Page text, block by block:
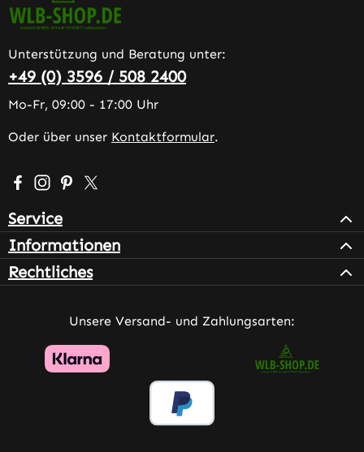
Unterstützung und Beratung unter:
+49 (0) 3596 / 508 2400
Mo-Fr, 09:00 - 17:00 Uhr
Oder über unser Kontaktformular.
Besuche uns auf Facebook – öffnet in neuem Tab
Schau auf Instagram vorbei – öffnet in neuem Tab
Lass dich auf Pinterest inspirieren – öffnet in
Folge uns auf X – öffnet in neuem Tab
Service
Informationen
Rechtliches
Unsere Versand- und Zahlungsarten: